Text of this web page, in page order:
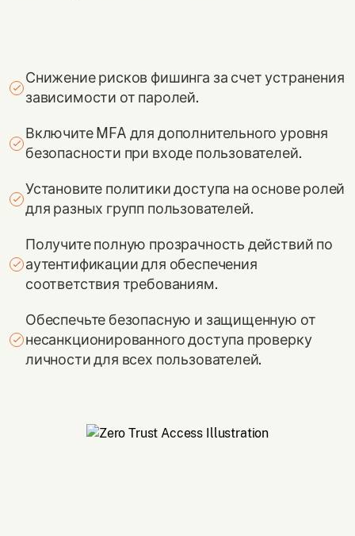
Снижение рисков фишинга за счет устранения
зависимости от паролей.
Включите MFA для дополнительного уровня
безопасности при входе пользователей.
Установите политики доступа на основе ролей
для разных групп пользователей.
Получите полную прозрачность действий по
аутентификации для обеспечения
соответствия требованиям.
Обеспечьте безопасную и защищенную от
несанкционированного доступа проверку
личности для всех пользователей.